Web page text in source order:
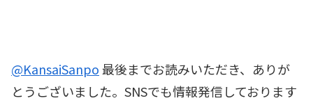
@KansaiSanpo最後までお読みいただき、ありが
とうございました。SNSでも情報発信しております